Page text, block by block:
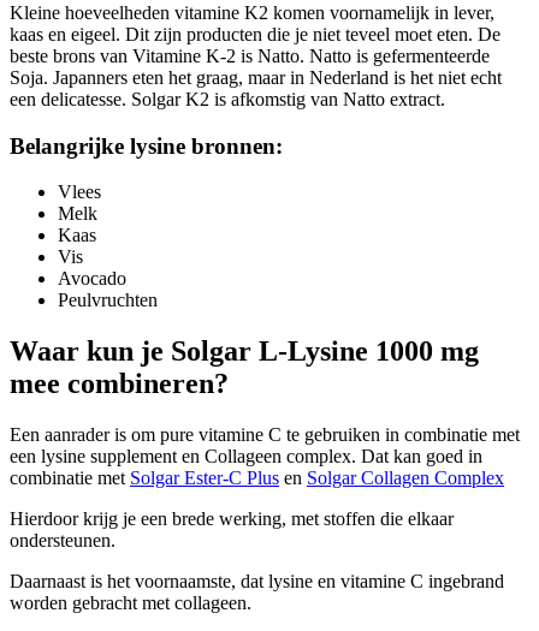
Kleine hoeveelheden vitamine K2 komen voornamelijk in lever,
kaas en eigeel. Dit zijn producten die je niet teveel moet eten. De
beste brons van Vitamine K-2 is Natto. Natto is gefermenteerde
Soja. Japanners eten het graag, maar in Nederland is het niet echt
een delicatesse. Solgar K2 is afkomstig van Natto extract.
Belangrijke lysine bronnen:
Vlees
Melk
Kaas
Vis
Avocado
Peulvruchten
Waar kun je Solgar L-Lysine 1000 mg
mee combineren?
Een aanrader is om pure vitamine C te gebruiken in combinatie met
een lysine supplement en Collageen complex. Dat kan goed in
combinatie met Solgar Ester-C Plus en Solgar Collagen Complex
Hierdoor krijg je een brede werking, met stoffen die elkaar
ondersteunen.
Daarnaast is het voornaamste, dat lysine en vitamine C ingebrand
worden gebracht met collageen.